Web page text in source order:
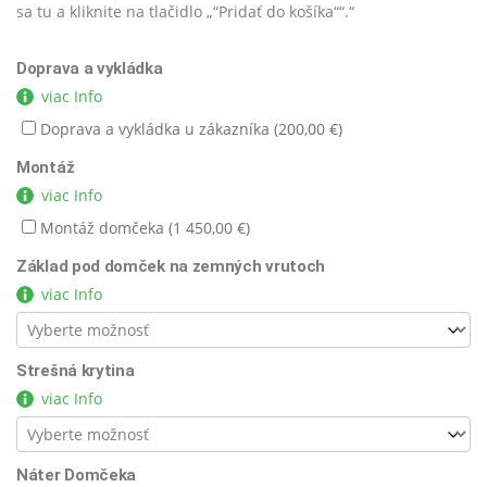
sa tu a kliknite na tlačidlo „“Pridať do košíka““.“
Doprava a vykládka
viac Info
Doprava a vykládka u zákazníka (200,00 €)
Montáž
viac Info
Montáž domčeka (1 450,00 €)
Základ pod domček na zemných vrutoch
viac Info
Strešná krytina
viac Info
Náter Domčeka